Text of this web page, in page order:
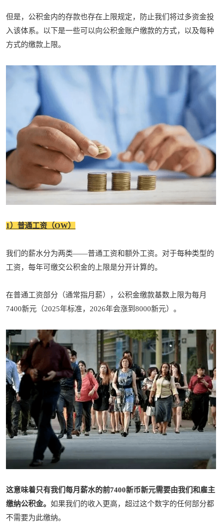
但是，公积金内的存款也存在上限规定，防止我们将过多资金投
入该体系。以下是一些可以向公积金账户缴款的方式，以及每种
方式的缴款上限。
1）普通工资（OW）
我们的薪水分为两类——普通工资和额外工资。对于每种类型的
工资，每年可缴交公积金的上限是分开计算的。
在普通工资部分（通常指月薪），公积金缴款基数上限为每月
7400新元（2025年标准，2026年会涨到8000新元）。
这意味着只有我们每月薪水的前7400新币新元需要由我们和雇主
缴纳公积金。如果我们的收入更高，超过这个数字的任何部分都
不需要为此缴纳。